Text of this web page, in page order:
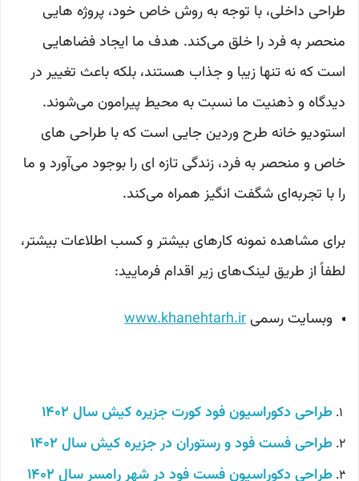
طراحی داخلی، با توجه به روش خاص خود، پروژه هایی
منحصر به فرد را خلق می‌کند. هدف ما ایجاد فضاهایی
است که نه تنها زیبا و جذاب هستند، بلکه باعث تغییر در
دیدگاه و ذهنیت ما نسبت به محیط پیرامون می‌شوند.
استودیو خانه طرح وردین جایی است که با طراحی های
خاص و منحصر به فرد، زندگی تازه ای را بوجود می‌آورد و ما
را با تجربه‌ای شگفت انگیز همراه می‌کند.
برای مشاهده نمونه کارهای بیشتر و کسب اطلاعات بیشتر،
لطفاً از طریق لینک‌های زیر اقدام فرمایید:
وبسایت رسمی www.khanehtarh.ir
طراحی دکوراسیون فود کورت جزیره کیشسال 1402
طراحی فست فود و رستوران در جزیره کیش سال 1402
طراحی دکوراسیون فست فود در شهر رامسر سال 1402